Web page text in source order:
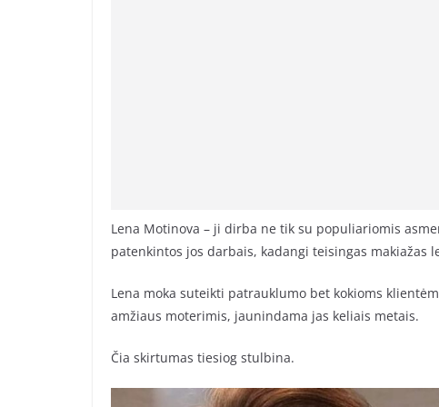
Lena Motinova – ji dirba ne tik su populiariomis
patenkintos jos darbais, kadangi teisingas
Lena moka suteikti patrauklumo bet kokioms
amžiaus moterimis, jaunindama jas keliais metais.
Čia skirtumas tiesiog stulbina.